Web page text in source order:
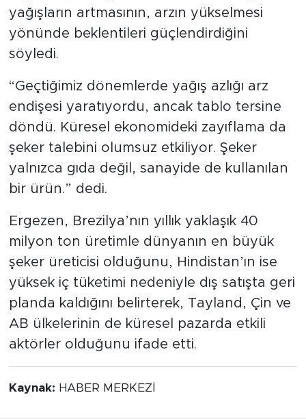
yağışların artmasının, arzın yükselmesi
yönünde beklentileri güçlendirdiğini
söyledi.
“Geçtiğimiz dönemlerde yağış azlığı arz
endişesi yaratıyordu, ancak tablo tersine
döndü. Küresel ekonomideki zayıflama da
şeker talebini olumsuz etkiliyor. Şeker
yalnızca gıda değil, sanayide de kullanılan
bir ürün.” dedi.
Ergezen, Brezilya’nın yıllık yaklaşık 40
milyon ton üretimle dünyanın en büyük
şeker üreticisi olduğunu, Hindistan’ın ise
yüksek iç tüketimi nedeniyle dış satışta geri
planda kaldığını belirterek, Tayland, Çin ve
AB ülkelerinin de küresel pazarda etkili
aktörler olduğunu ifade etti.
Kaynak: HABER MERKEZİ